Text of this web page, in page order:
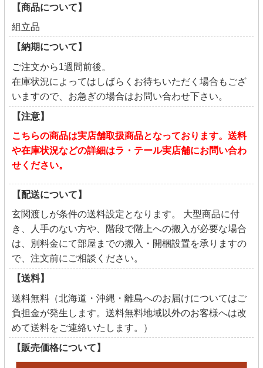
【商品について】
組立品
【納期について】
ご注文から1週間前後。
在庫状況によってはしばらくお待ちいただく場合もござ
いますので、お急ぎの場合はお問い合わせ下さい。
【注意】
こちらの商品は実店舗取扱商品となっております。送料
や在庫状況などの詳細はラ・テール実店舗にお問い合わ
せください。
【配送について】
玄関渡しが条件の送料設定となります。 大型商品に付
き、人手のない方や、階段で階上への搬入が必要な場合
は、別料金にて部屋までの搬入・開梱設置を承りますの
で、注文前にご相談ください。
【送料】
送料無料（北海道・沖縄・離島へのお届けについてはご
負担金が発生します。送料無料地域以外のお客様へは改
めて送料をご連絡いたします。）
【販売価格について】